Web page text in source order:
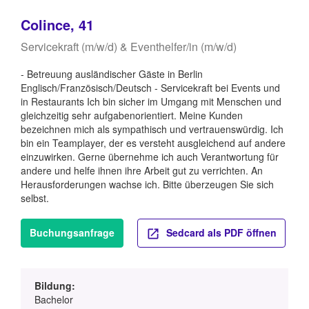
Colince, 41
Servicekraft (m/w/d) & Eventhelfer/in (m/w/d)
- Betreuung ausländischer Gäste in Berlin
Englisch/Französisch/Deutsch - Servicekraft bei Events und
in Restaurants Ich bin sicher im Umgang mit Menschen und
gleichzeitig sehr aufgabenorientiert. Meine Kunden
bezeichnen mich als sympathisch und vertrauenswürdig. Ich
bin ein Teamplayer, der es versteht ausgleichend auf andere
einzuwirken. Gerne übernehme ich auch Verantwortung für
andere und helfe ihnen ihre Arbeit gut zu verrichten. An
Herausforderungen wachse ich. Bitte überzeugen Sie sich
selbst.
Buchungsanfrage Sedcard als PDF öffnen
Bildung:
Bachelor